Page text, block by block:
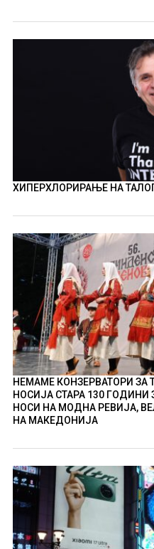
ХИПЕРХЛОРИРАЊЕ НА
НЕМАМЕ КОНЗЕРВАТОРИ ЗА
НОСИЈА СТАРА 130 ГОДИНИ
НОСИ НА МОДНА РЕВИЈА,
НА МАКЕДОНИЈА